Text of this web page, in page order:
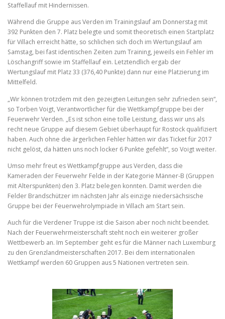
Staffellauf mit Hindernissen.
Während die Gruppe aus Verden im Trainingslauf am Donnerstag mit
392 Punkten den 7. Platz belegte und somit theoretisch einen Startplatz
für Villach erreicht hätte, so schlichen sich doch im Wertungslauf am
Samstag, bei fast identischen Zeiten zum Training, jeweils ein Fehler im
Löschangriff sowie im Staffellauf ein. Letztendlich ergab der
Wertungslauf mit Platz 33 (376,40 Punkte) dann nur eine Platzierung im
Mittelfeld.
„Wir können trotzdem mit den gezeigten Leitungen sehr zufrieden sein“,
so Torben Voigt, Verantwortlicher für die Wettkampfgruppe bei der
Feuerwehr Verden. „Es ist schon eine tolle Leistung, dass wir uns als
recht neue Gruppe auf diesem Gebiet überhaupt für Rostock qualifiziert
haben. Auch ohne die ärgerlichen Fehler hätten wir das Ticket für 2017
nicht gelöst, da hätten uns noch locker 6 Punkte gefehlt“, so Voigt weiter.
Umso mehr freut es Wettkampfgruppe aus Verden, dass die
Kameraden der Feuerwehr Felde in der Kategorie Männer-B (Gruppen
mit Alterspunkten) den 3. Platz belegen konnten. Damit werden die
Felder Brandschützer im nächsten Jahr als einzige niedersächsische
Gruppe bei der Feuerwehrolympiade in Villach am Start sein.
Auch für die Verdener Truppe ist die Saison aber noch nicht beendet.
Nach der Feuerwehrmeisterschaft steht noch ein weiterer großer
Wettbewerb an. Im September geht es für die Männer nach Luxemburg
zu den Grenzlandmeisterschaften 2017. Bei dem internationalen
Wettkampf werden 60 Gruppen aus 5 Nationen vertreten sein.